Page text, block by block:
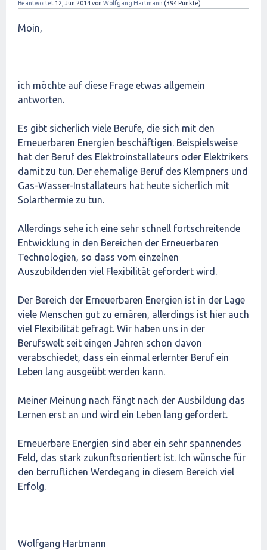
Beantwortet 12, Jun 2014von Wolfgang Hartmann (394 Punkte)
Moin,
ich möchte auf diese Frage etwas allgemein
antworten.
Es gibt sicherlich viele Berufe, die sich mit den
Erneuerbaren Energien beschäftigen. Beispielsweise
hat der Beruf des Elektroinstallateurs oder Elektrikers
damit zu tun. Der ehemalige Beruf des Klempners und
Gas-Wasser-Installateurs hat heute sicherlich mit
Solarthermie zu tun.
Allerdings sehe ich eine sehr schnell fortschreitende
Entwicklung in den Bereichen der Erneuerbaren
Technologien, so dass vom einzelnen
Auszubildenden viel Flexibilität gefordert wird.
Der Bereich der Erneuerbaren Energien ist in der Lage
viele Menschen gut zu ernären, allerdings ist hier auch
viel Flexibilität gefragt. Wir haben uns in der
Berufswelt seit eingen Jahren schon davon
verabschiedet, dass ein einmal erlernter Beruf ein
Leben lang ausgeübt werden kann.
Meiner Meinung nach fängt nach der Ausbildung das
Lernen erst an und wird ein Leben lang gefordert.
Erneuerbare Energien sind aber ein sehr spannendes
Feld, das stark zukunftsorientiert ist. Ich wünsche für
den berruflichen Werdegang in diesem Bereich viel
Erfolg.
Wolfgang Hartmann